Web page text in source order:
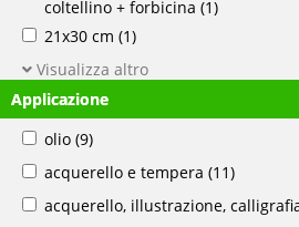
coltellino + forbicina (1)
21x30 cm (1)
Visualizza altro
Applicazione
olio (9)
acquerello e tempera (11)
acquerello, illustrazione,